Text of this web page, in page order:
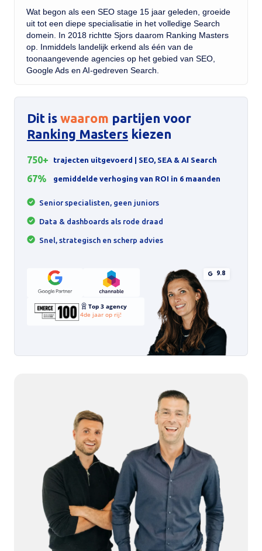
Wat begon als een SEO stage 15 jaar geleden, groeide
uit tot een diepe specialisatie in het volledige Search
domein. In 2018 richtte Sjors daarom Ranking Masters
op. Inmiddels landelijk erkend als één van de
toonaangevende agencies op het gebied van SEO,
Google Ads en AI-gedreven Search.
Dit is waarom partijen voor
Ranking Masters kiezen
750+ trajecten uitgevoerd | SEO, SEA & AI Search
67% gemiddelde verhoging van ROI in 6 maanden
Senior specialisten, geen juniors
Data & dashboards als rode draad
Snel, strategisch en scherp advies
Top 3 agency
4de jaar op rij!
9.8